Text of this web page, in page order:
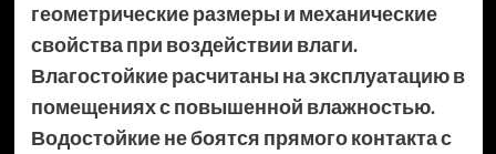
геометрические размеры и механические
свойства при воздействии влаги.
Влагостойкие расчитаны на эксплуатацию в
помещениях с повышенной влажностью.
Водостойкие не боятся прямого контакта с